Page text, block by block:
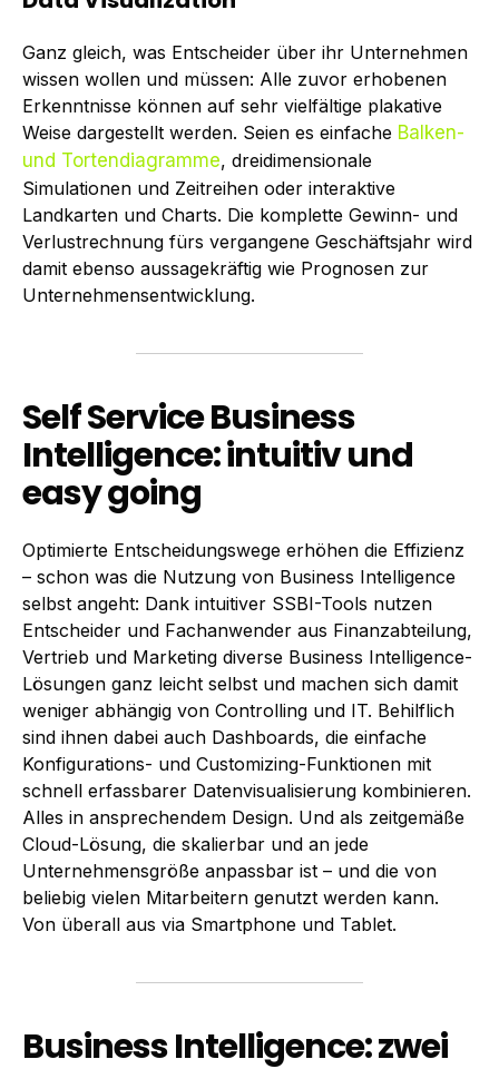
Ganz gleich, was Entscheider über ihr Unternehmen
wissen wollen und müssen: Alle zuvor erhobenen
Erkenntnisse können auf sehr vielfältige plakative
Weise dargestellt werden. Seien es einfache Balken-
und Tortendiagramme, dreidimensionale
Simulationen und Zeitreihen oder interaktive
Landkarten und Charts. Die komplette Gewinn- und
Verlustrechnung fürs vergangene Geschäftsjahr wird
damit ebenso aussagekräftig wie Prognosen zur
Unternehmensentwicklung.
Self Service Business
Intelligence: intuitiv und
easy going
Optimierte Entscheidungswege erhöhen die Effizienz
– schon was die Nutzung von Business Intelligence
selbst angeht: Dank intuitiver SSBI-Tools nutzen
Entscheider und Fachanwender aus Finanzabteilung,
Vertrieb und Marketing diverse Business Intelligence-
Lösungen ganz leicht selbst und machen sich damit
weniger abhängig von Controlling und IT. Behilflich
sind ihnen dabei auch Dashboards, die einfache
Konfigurations- und Customizing-Funktionen mit
schnell erfassbarer Datenvisualisierung kombinieren.
Alles in ansprechendem Design. Und als zeitgemäße
Cloud-Lösung, die skalierbar und an jede
Unternehmensgröße anpassbar ist – und die von
beliebig vielen Mitarbeitern genutzt werden kann.
Von überall aus via Smartphone und Tablet.
Business Intelligence: zwei